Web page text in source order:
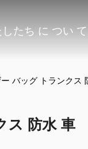
たち に つい て
バッグ トランクス
ス 防水 車